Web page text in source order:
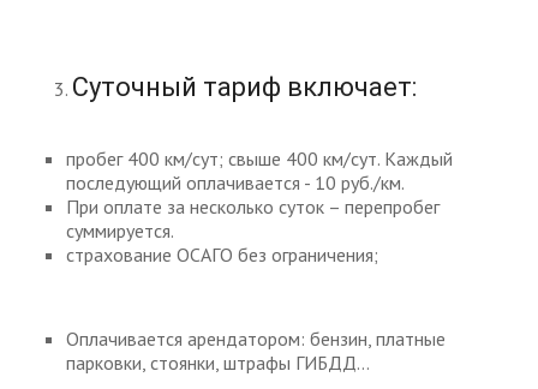
Суточный тариф включает:
пробег 400 км/сут; свыше 400 км/сут. Каждый
последующий оплачивается - 10 руб./км.
При оплате за несколько суток – перепробег
суммируется.
страхование ОСАГО без ограничения;
Оплачивается арендатором: бензин, платные
парковки, стоянки, штрафы ГИБДД…